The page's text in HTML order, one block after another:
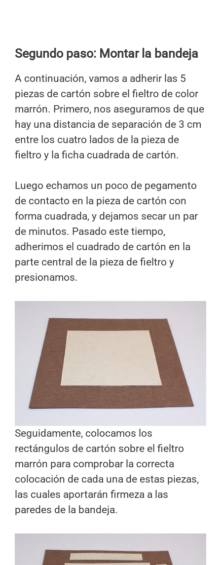
Segundo paso: Montar la bandeja
A continuación, vamos a adherir las 5
piezas de cartón sobre el fieltro de color
marrón. Primero, nos aseguramos de que
hay una distancia de separación de 3 cm
entre los cuatro lados de la pieza de
fieltro y la ficha cuadrada de cartón.
Luego echamos un poco de pegamento
de contacto en la pieza de cartón con
forma cuadrada, y dejamos secar un par
de minutos. Pasado este tiempo,
adherimos el cuadrado de cartón en la
parte central de la pieza de fieltro y
presionamos.
Seguidamente, colocamos los
rectángulos de cartón sobre el fieltro
marrón para comprobar la correcta
colocación de cada una de estas piezas,
las cuales aportarán firmeza a las
paredes de la bandeja.